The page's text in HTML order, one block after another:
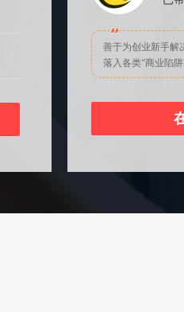
善于为创业新手解
落入各类“商业陷阱